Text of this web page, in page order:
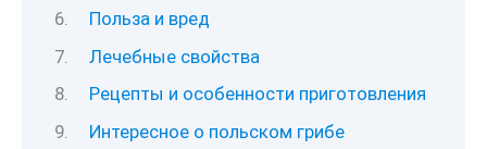
Польза и вред
Лечебные свойства
Рецепты и особенности приготовления
Интересное о польском грибе